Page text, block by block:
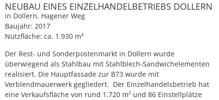
NEUBAU EINES EINZELHANDELBETRIEBS DOLLERN
in Dollern, Hagener Weg
Baujahr: 2017
Nutzfläche: ca. 1.930 m²
Der Rest- und Sonderpostenmarkt in Dollern wurde
überwiegend als Stahlbau mit Stahlblech-Sandwichelementen
realisiert. Die Hauptfassade zur B73 wurde mit
Verblendmauerwerk gegliedert. Der Einzelhandelsbetrieb hat
eine Verkaufsfläche von rund 1.720 m² und 86 Einstellplätze